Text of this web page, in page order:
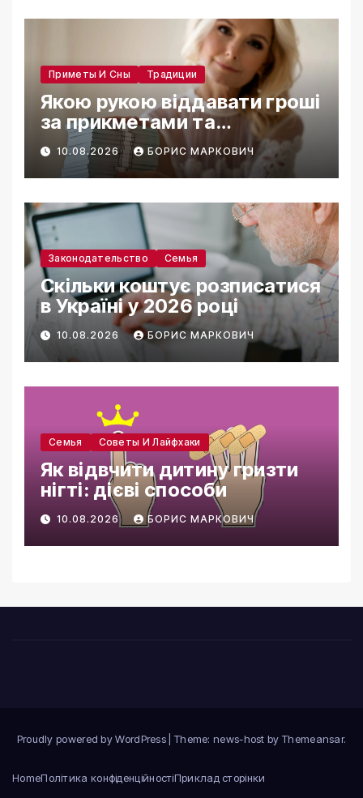
Приметы И Сны Традиции
Якою рукою віддавати гроші
за прикметами та
традиціями
10.08.2026 БОРИС МАРКОВИЧ
Законодательство Семья
Скільки коштує розписатися
в Україні у 2026 році
10.08.2026 БОРИС МАРКОВИЧ
Семья Советы И Лайфхаки
Як відвчити дитину гризти
нігті: дієві способи
10.08.2026 БОРИС МАРКОВИЧ
Proudly powered by WordPress Theme: news-host by Themeansar.
HomeПолітика конфіденційностіПриклад сторінки